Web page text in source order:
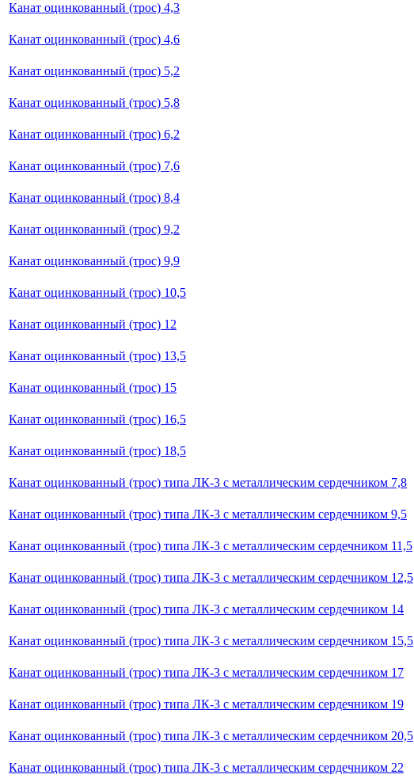
Канат оцинкованный (трос) 4,3
Канат оцинкованный (трос) 4,6
Канат оцинкованный (трос) 5,2
Канат оцинкованный (трос) 5,8
Канат оцинкованный (трос) 6,2
Канат оцинкованный (трос) 7,6
Канат оцинкованный (трос) 8,4
Канат оцинкованный (трос) 9,2
Канат оцинкованный (трос) 9,9
Канат оцинкованный (трос) 10,5
Канат оцинкованный (трос) 12
Канат оцинкованный (трос) 13,5
Канат оцинкованный (трос) 15
Канат оцинкованный (трос) 16,5
Канат оцинкованный (трос) 18,5
Канат оцинкованный (трос) типа ЛК-3 с металлическим сердечником 7,8
Канат оцинкованный (трос) типа ЛК-3 с металлическим сердечником 9,5
Канат оцинкованный (трос) типа ЛК-3 с металлическим сердечником 11,5
Канат оцинкованный (трос) типа ЛК-3 с металлическим сердечником 12,5
Канат оцинкованный (трос) типа ЛК-3 с металлическим сердечником 14
Канат оцинкованный (трос) типа ЛК-3 с металлическим сердечником 15,5
Канат оцинкованный (трос) типа ЛК-3 с металлическим сердечником 17
Канат оцинкованный (трос) типа ЛК-3 с металлическим сердечником 19
Канат оцинкованный (трос) типа ЛК-3 с металлическим сердечником 20,5
Канат оцинкованный (трос) типа ЛК-3 с металлическим сердечником 22